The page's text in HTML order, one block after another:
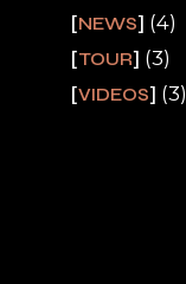
NEWS (4)
TOUR (3)
VIDEOS (3)